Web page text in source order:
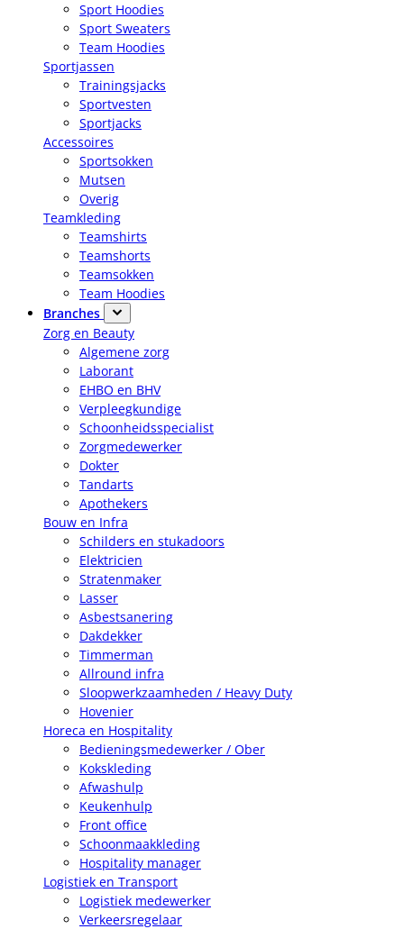
Sport Hoodies
Sport Sweaters
Team Hoodies
Sportjassen
Trainingsjacks
Sportvesten
Sportjacks
Accessoires
Sportsokken
Mutsen
Overig
Teamkleding
Teamshirts
Teamshorts
Teamsokken
Team Hoodies
Branches
Zorg en Beauty
Algemene zorg
Laborant
EHBO en BHV
Verpleegkundige
Schoonheidsspecialist
Zorgmedewerker
Dokter
Tandarts
Apothekers
Bouw en Infra
Schilders en stukadoors
Elektricien
Stratenmaker
Lasser
Asbestsanering
Dakdekker
Timmerman
Allround infra
Sloopwerkzaamheden / Heavy Duty
Hovenier
Horeca en Hospitality
Bedieningsmedewerker / Ober
Kokskleding
Afwashulp
Keukenhulp
Front office
Schoonmaakkleding
Hospitality manager
Logistiek en Transport
Logistiek medewerker
Verkeersregelaar